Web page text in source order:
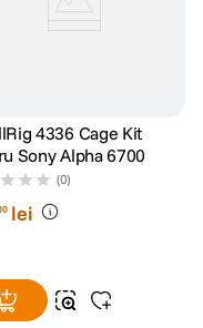
4336 Cage Kit
Sony Alpha 6700
(0)
lei